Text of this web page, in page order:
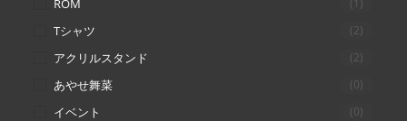
ROM
Tシャツ (2)
アクリルスタンド (2)
あやせ舞菜 (0)
イベント (0)